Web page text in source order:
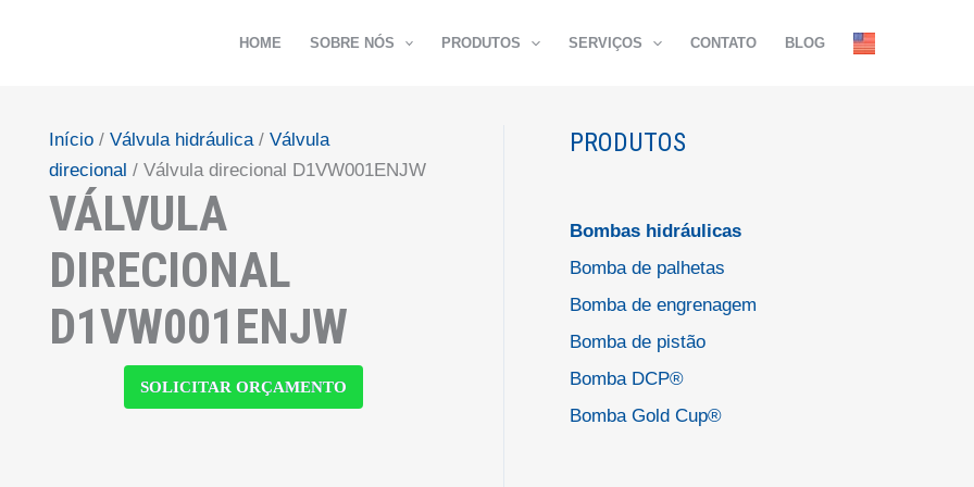
HOME SOBRE NÓS PRODUTOS SERVIÇOS CONTATO BLOG
Início/ Válvula hidráulica/ Válvula
direcional / Válvula direcional D1VW001ENJW
VÁLVULA
DIRECIONAL
D1VW001ENJW
SOLICITAR ORÇAMENTO
PRODUTOS
Bombas hidráulicas
Bomba de palhetas
Bomba de engrenagem
Bomba de pistão
Bomba DCP®
Bomba Gold Cup®